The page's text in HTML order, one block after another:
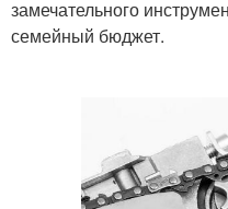
замечательного
семейный бюджет.